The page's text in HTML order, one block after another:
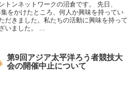
トンネットワークの沼倉です。 先日、
をかけたところ、何人か興味を持ってい
だきました。私たちの活動に興味を持って
いました。 ...
第9回アジア太平洋ろう者競技大
会の開催中止について